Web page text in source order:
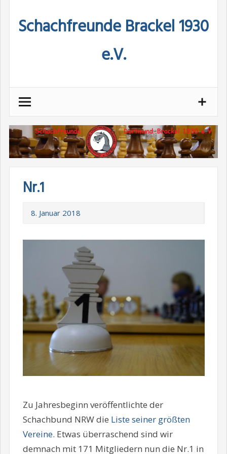
Schachfreunde Brackel 1930
e.V.
Nr.1
8. Januar 2018
Zu Jahresbeginn veröffentlichte der
Schachbund NRW die Liste seiner größten
Vereine. Etwas überraschend sind wir
demnach mit 171 Mitgliedern nun die Nr.1 in